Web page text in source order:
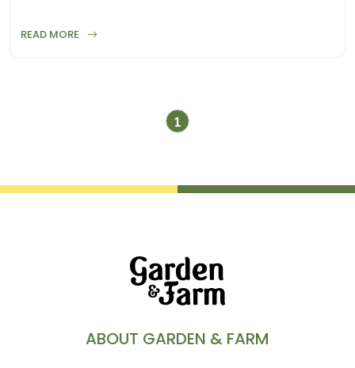
READ MORE
1
ABOUT GARDEN & FARM